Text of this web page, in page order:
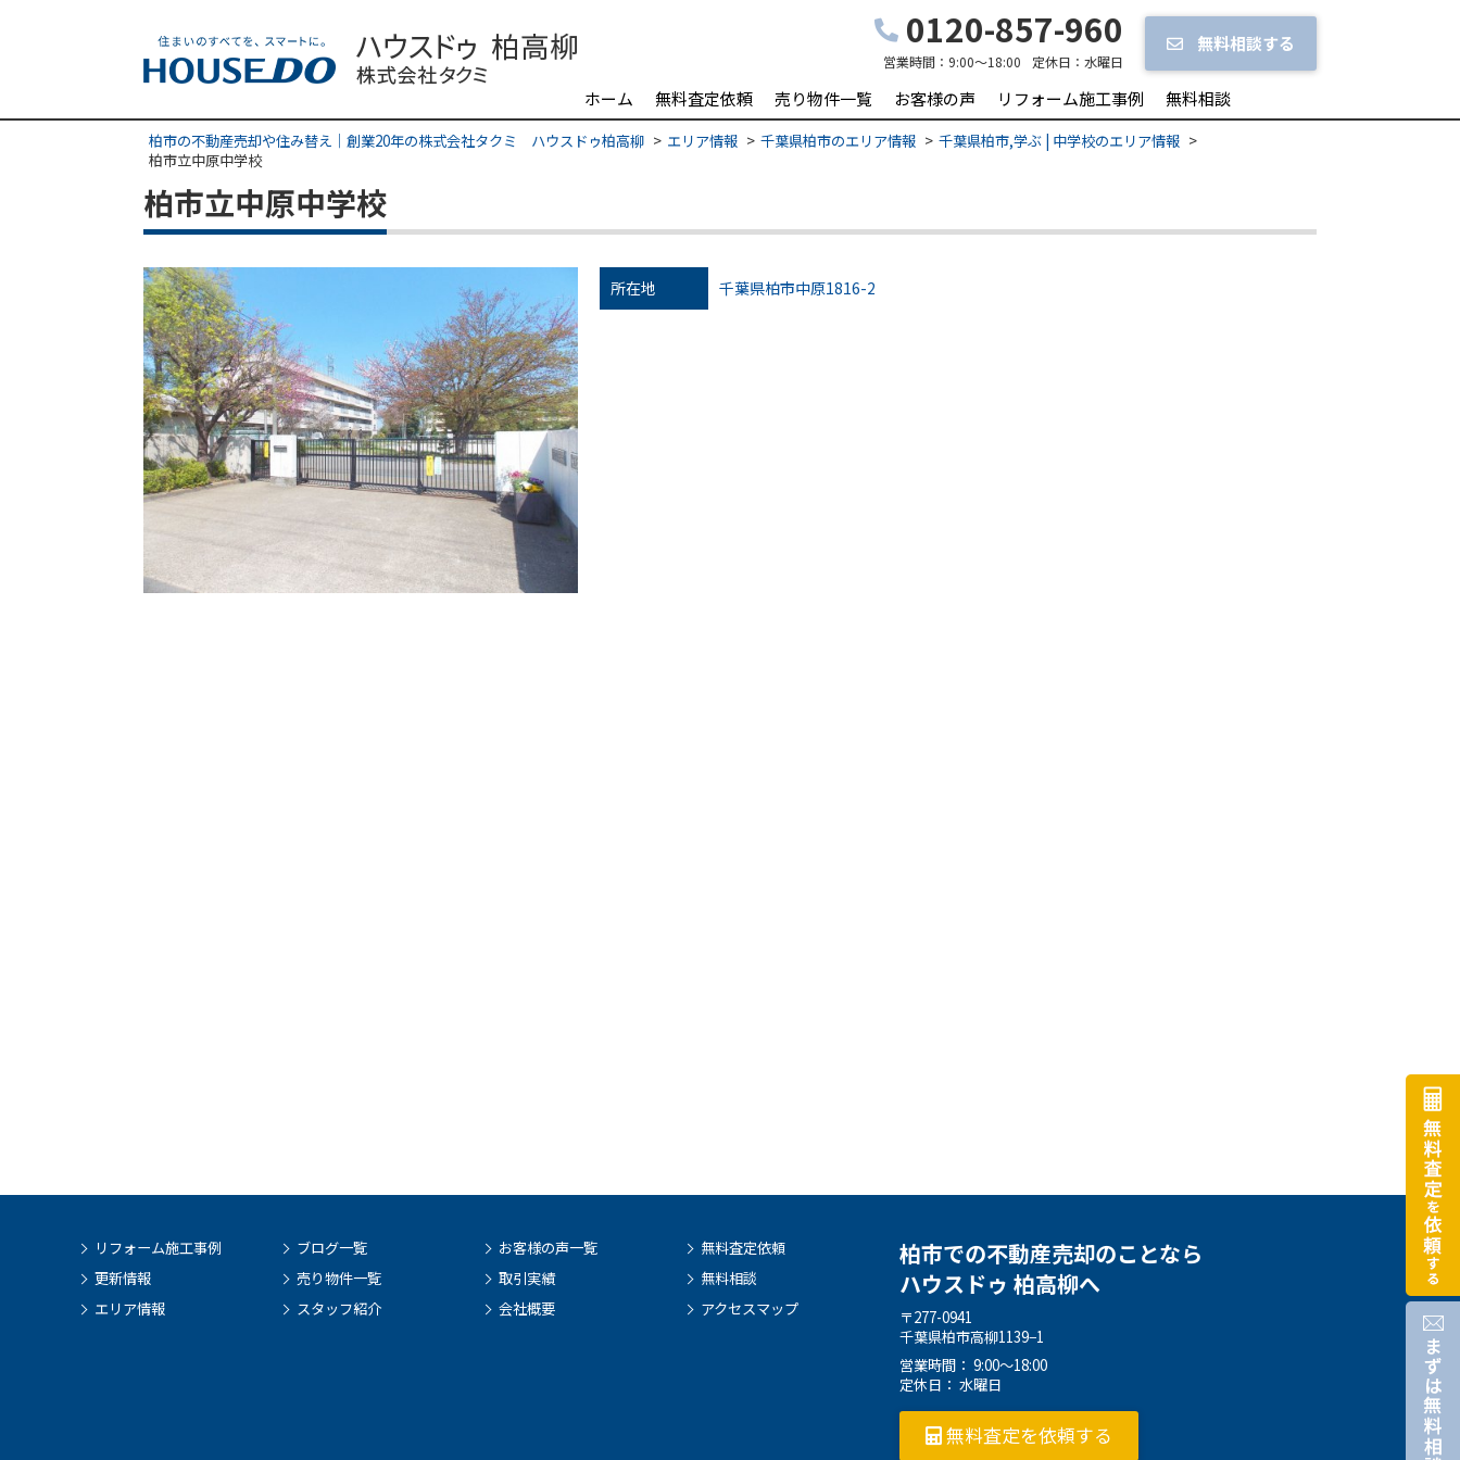
0120-857-960
営業時間： 9:00～18:00 定休日： 水曜日
無料相談する
ホーム 無料査定依頼 売り物件一覧 お客様の声 リフォーム施工事例 無料相談
柏市の不動産売却や住み替え｜創業20年の株式会社タクミ ハウスドゥ柏高柳 エリア情報 千葉県柏市のエリア情報
千葉県柏市,学ぶ | 中学校のエリア情報
柏市立中原中学校
柏市立中原中学校
所在地 千葉県柏市中原1816-2
リフォーム施工事例
更新情報
エリア情報
ブログ一覧
売り物件一覧
スタッフ紹介
お客様の声一覧
取引実績
会社概要
無料査定依頼
無料相談
アクセスマップ
柏市での不動産売却のことなら
ハウスドゥ 柏高柳へ
〒277-0941
千葉県柏市高柳1139−1
営業時間： 9:00～18:00
定休日： 水曜日
無料査定を依頼する